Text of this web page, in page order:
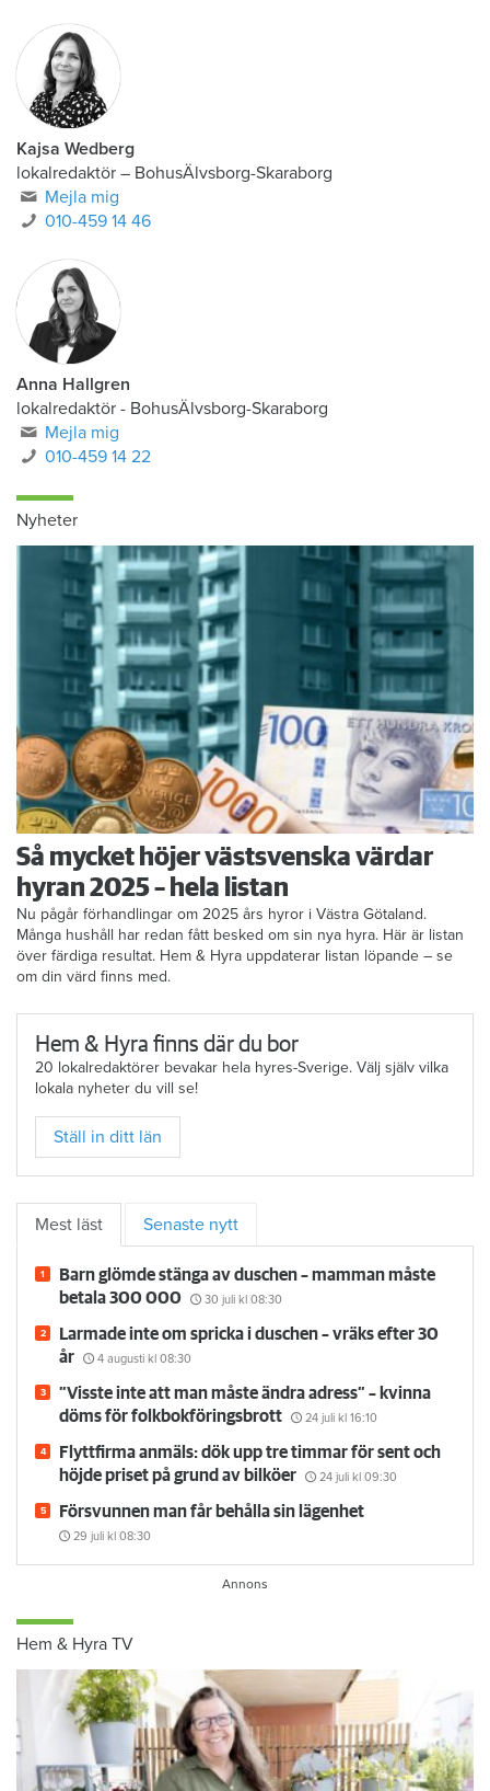
Kajsa Wedberg
lokalredaktör – BohusÄlvsborg-Skaraborg
Mejla mig
010-459 14 46
Anna Hallgren
lokalredaktör - BohusÄlvsborg-Skaraborg
Mejla mig
010-459 14 22
Nyheter
Så mycket höjer västsvenska värdar
hyran 2025 – hela listan
Nu pågår förhandlingar om 2025 års hyror i Västra Götaland.
Många hushåll har redan fått besked om sin nya hyra. Här är listan
över färdiga resultat. Hem & Hyra uppdaterar listan löpande – se
om din värd finns med.
Hem & Hyra finns där du bor
20 lokalredaktörer bevakar hela hyres-Sverige. Välj själv vilka
lokala nyheter du vill se!
Ställ in ditt län
Mest läst Senaste nytt
Barn glömde stänga av duschen – mamman måste
betala 300 000
30 juli kl 08:30
Larmade inte om spricka i duschen – vräks efter 30
år
4 augusti kl 08:30
”Visste inte att man måste ändra adress” – kvinna
döms för folkbokföringsbrott
24 juli kl 16:10
Flyttfirma anmäls: dök upp tre timmar för sent och
höjde priset på grund av bilköer
24 juli kl 09:30
Försvunnen man får behålla sin lägenhet
29 juli kl 08:30
Hem & Hyra TV